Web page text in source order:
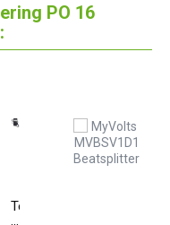
PO 16
Teenage